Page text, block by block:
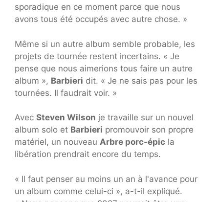
sporadique en ce moment parce que nous
avons tous été occupés avec autre chose. »
Même si un autre album semble probable, les
projets de tournée restent incertains. « Je
pense que nous aimerions tous faire un autre
album », Barbieri dit. « Je ne sais pas pour les
tournées. Il faudrait voir. »
Avec Steven Wilson je travaille sur un nouvel
album solo et Barbieri promouvoir son propre
matériel, un nouveau Arbre porc-épic la
libération prendrait encore du temps.
« Il faut penser au moins un an à l'avance pour
un album comme celui-ci », a-t-il expliqué.